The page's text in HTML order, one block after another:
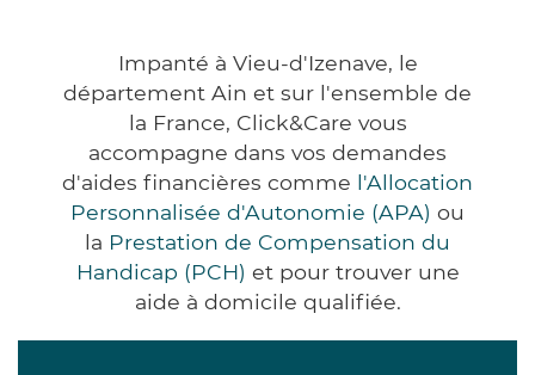
Impanté à Vieu-d'Izenave, le
département Ain et sur l'ensemble de
la France, Click&Care vous
accompagne dans vos demandes
d'aides financières comme l'Allocation
Personnalisée d'Autonomie (APA) ou
la Prestation de Compensation du
Handicap (PCH) et pour trouver une
aide à domicile qualifiée.